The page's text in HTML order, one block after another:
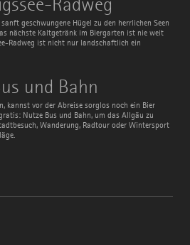
geschwungene Hügel zu den herrlichen Seen
nächste Kaltgetränk im Biergarten ist nie weit
Radweg ist nicht nur landschaftlich ein
und Bahn
kannst vor der Abreise sorglos noch ein Bier
Nutze Bus und Bahn, um das Allgäu zu
Wanderung, Radtour oder Wintersport